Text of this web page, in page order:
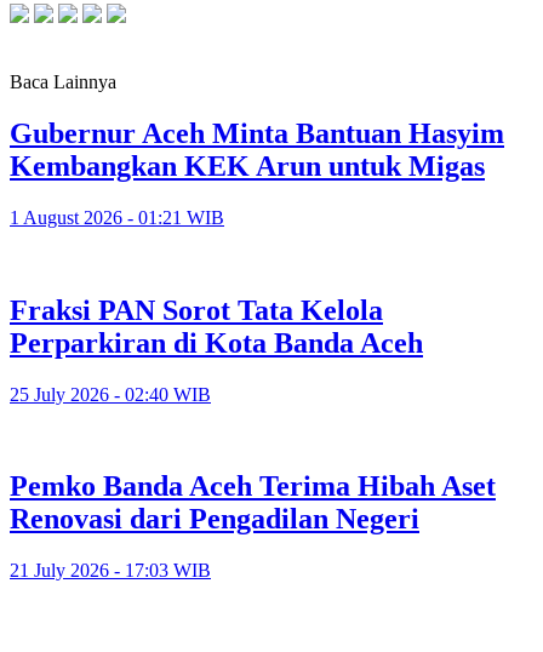
Baca Lainnya
Gubernur Aceh Minta Bantuan Hasyim
Kembangkan KEK Arun untuk Migas
1 August 2026 - 01:21 WIB
Fraksi PAN Sorot Tata Kelola
Perparkiran di Kota Banda Aceh
25 July 2026 - 02:40 WIB
Pemko Banda Aceh Terima Hibah Aset
Renovasi dari Pengadilan Negeri
21 July 2026 - 17:03 WIB